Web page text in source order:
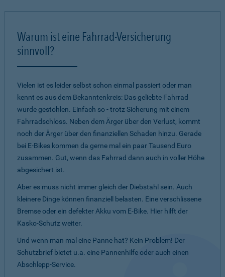
Warum ist eine Fahrrad-Versicherung
sinnvoll?
Vielen ist es leider selbst schon einmal passiert oder man
kennt es aus dem Bekanntenkreis: Das geliebte Fahrrad
wurde gestohlen. Einfach so - trotz Sicherung mit einem
Fahrradschloss. Neben dem Ärger über den Verlust, kommt
noch der Ärger über den finanziellen Schaden hinzu. Gerade
bei E-Bikes kommen da gerne mal ein paar Tausend Euro
zusammen. Gut, wenn das Fahrrad dann auch in voller Höhe
abgesichert ist.
Aber es muss nicht immer gleich der Diebstahl sein. Auch
kleinere Dinge können finanziell belasten. Eine verschlissene
Bremse oder ein defekter Akku vom E-Bike. Hier hilft der
Kasko-Schutz weiter.
Und wenn man mal eine Panne hat? Kein Problem! Der
Schutzbrief bietet u.a. eine Pannenhilfe oder auch einen
Abschlepp-Service.